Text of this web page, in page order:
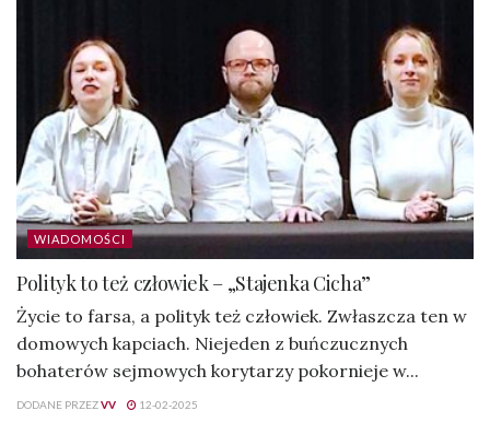
WIADOMOŚCI
Polityk to też człowiek – „Stajenka Cicha”
Życie to farsa, a polityk też człowiek. Zwłaszcza ten w
domowych kapciach. Niejeden z buńczucznych
bohaterów sejmowych korytarzy pokornieje w...
DODANE PRZEZVV 12-02-2025